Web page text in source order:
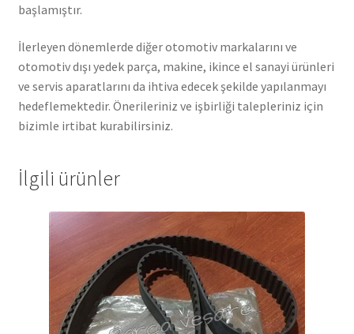
başlamıştır.
İlerleyen dönemlerde diğer otomotiv markalarını ve
otomotiv dışı yedek parça, makine, ikince el sanayi ürünleri
ve servis aparatlarını da ihtiva edecek şekilde yapılanmayı
hedeflemektedir. Önerileriniz ve işbirliği talepleriniz için
bizimle irtibat kurabilirsiniz.
İlgili ürünler